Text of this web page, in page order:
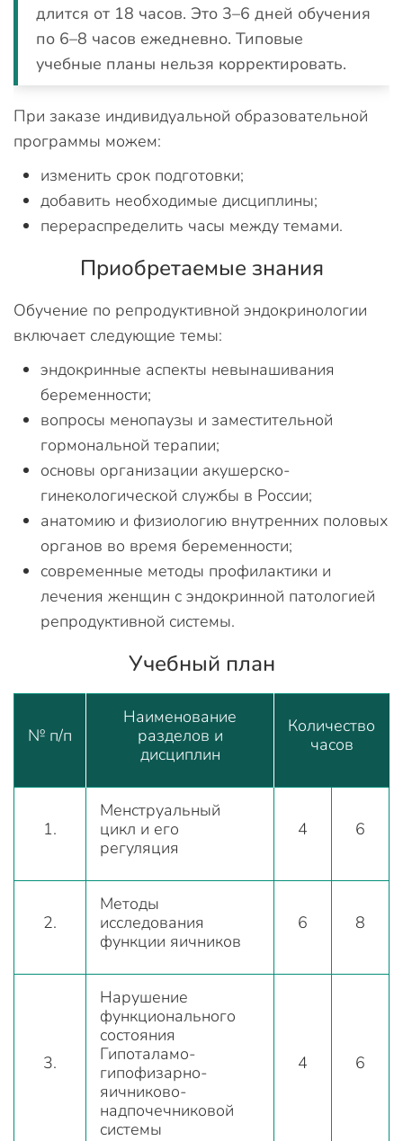
длится от 18 часов. Это 3–6 дней обучения
по 6–8 часов ежедневно. Типовые
учебные планы нельзя корректировать.
При заказе индивидуальной образовательной
программы можем:
изменить срок подготовки;
добавить необходимые дисциплины;
перераспределить часы между темами.
Приобретаемые знания
Обучение по репродуктивной эндокринологии
включает следующие темы:
эндокринные аспекты невынашивания
беременности;
вопросы менопаузы и заместительной
гормональной терапии;
основы организации акушерско-
гинекологической службы в России;
анатомию и физиологию внутренних половых
органов во время беременности;
современные методы профилактики и
лечения женщин с эндокринной патологией
репродуктивной системы.
Учебный план
№ п/п
Наименование
разделов и
дисциплин
Количество
часов
1.
Менструальный
цикл и его
регуляция
4 6
2.
Методы
исследования
функции яичников
6 8
3.
Нарушение
функционального
состояния
Гипоталамо-
гипофизарно-
яичниково-
надпочечниковой
системы
4 6